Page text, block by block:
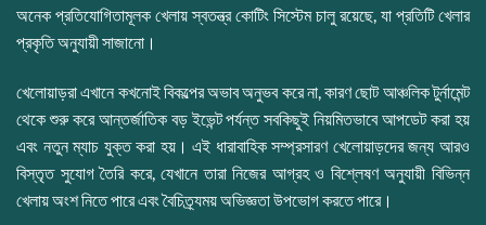
অনেক প্রতিযোগিতামূলক খেলায় স্বতন্ত্র কোটিং সিস্টেম চালু রয়েছে, যা প্রতিটি খেলার
প্রকৃতি অনুযায়ী সাজানো।
খেলোয়াড়রা এখানে কখনোই বিকল্পের অভাব অনুভব করে না, কারণ ছোট আঞ্চলিক টুর্নামেন্ট
থেকে শুরু করে আন্তর্জাতিক বড় ইভেন্ট পর্যন্ত সবকিছুই নিয়মিতভাবে আপডেট করা হয়
এবং নতুন ম্যাচ যুক্ত করা হয়। এই ধারাবাহিক সম্প্রসারণ খেলোয়াড়দের জন্য আরও
বিস্তৃত সুযোগ তৈরি করে, যেখানে তারা নিজের আগ্রহ ও বিশ্লেষণ অনুযায়ী বিভিন্ন
খেলায় অংশ নিতে পারে এবং বৈচিত্র্যময় অভিজ্ঞতা উপভোগ করতে পারে।